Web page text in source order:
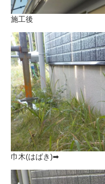
施工後
巾木(はばき)➡